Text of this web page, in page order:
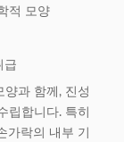
적 모양
급
양과 함께, 진성
립합니다. 특히
가락의 내부 기